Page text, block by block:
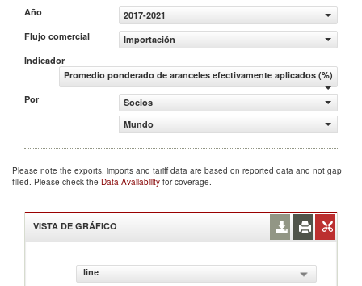
Año
2017-2021
Flujo comercial
Importación
Indicador
Promedio ponderado de aranceles efectivamente aplicados (%)
Por
Socios
Mundo
Please note the exports, imports and tariff data are based on reported data and not gap
filled. Please check the Data Availability for coverage.
VISTA DE GRÁFICO
line